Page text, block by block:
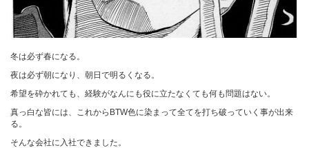
冬は必ず春になる。
夜は必ず朝になり、朝日で明るくなる。
希望を砕かれても、経験がなんにも役に立たなくても何も問題はない。
真っ白な皆には、これからBTW色に染まって全てを打ち破っていく事が出来
る。
そんな会社に入社できました。